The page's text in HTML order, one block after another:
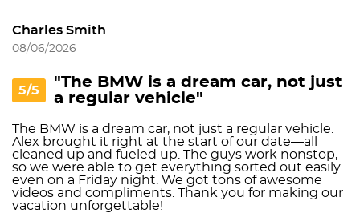
Charles Smith
08/06/2026
5/5
"The BMW is a dream car, not just
a regular vehicle"
The BMW is a dream car, not just a regular vehicle.
Alex brought it right at the start of our date—all
cleaned up and fueled up. The guys work nonstop,
so we were able to get everything sorted out easily
even on a Friday night. We got tons of awesome
videos and compliments. Thank you for making our
vacation unforgettable!